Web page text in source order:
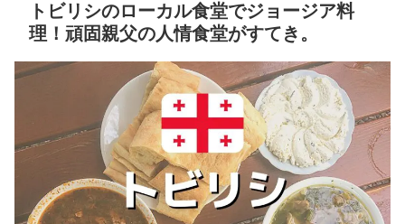
トビリシのローカル食堂でジョージア料
理！頑固親父の人情食堂がすてき。